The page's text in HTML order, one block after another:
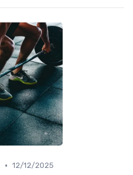
• 12/12/2025